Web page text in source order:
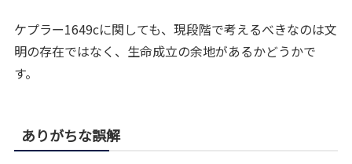
ケプラー1649cに関しても、現段階で考えるべきなのは文
明の存在ではなく、生命成立の余地があるかどうかで
す。
ありがちな誤解